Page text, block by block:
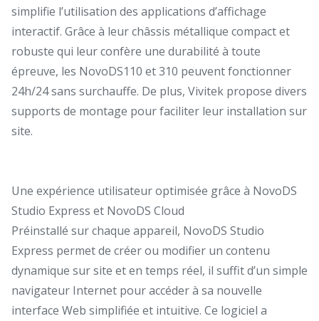
simplifie l’utilisation des applications d’affichage
interactif. Grâce à leur châssis métallique compact et
robuste qui leur confère une durabilité à toute
épreuve, les NovoDS110 et 310 peuvent fonctionner
24h/24 sans surchauffe. De plus, Vivitek propose divers
supports de montage pour faciliter leur installation sur
site.
Une expérience utilisateur optimisée grâce à NovoDS
Studio Express et NovoDS Cloud
Préinstallé sur chaque appareil, NovoDS Studio
Express permet de créer ou modifier un contenu
dynamique sur site et en temps réel, il suffit d’un simple
navigateur Internet pour accéder à sa nouvelle
interface Web simplifiée et intuitive. Ce logiciel a